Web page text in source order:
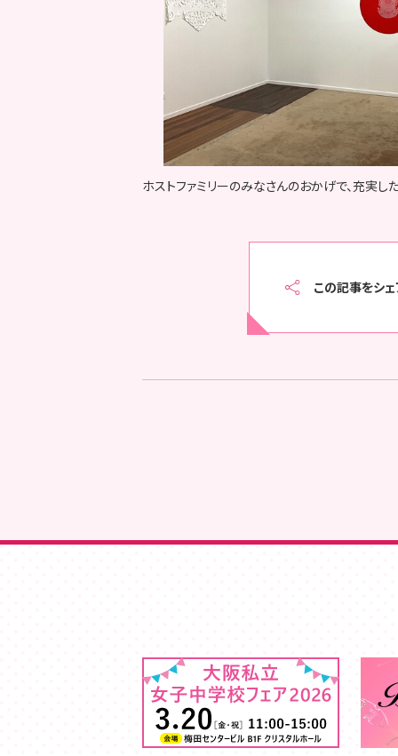
ホストファミリーのみなさんのおかげで、充実し
この記事をシ